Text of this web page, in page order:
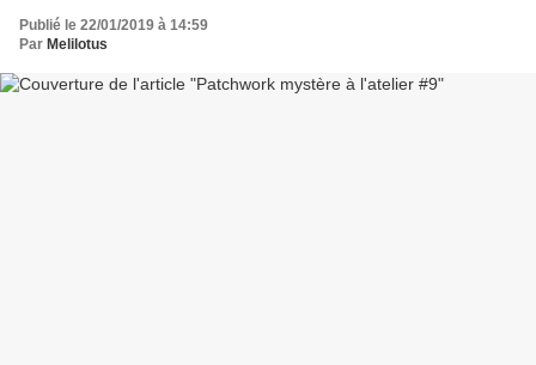
Publié le 22/01/2019 à 14:59
Par Melilotus